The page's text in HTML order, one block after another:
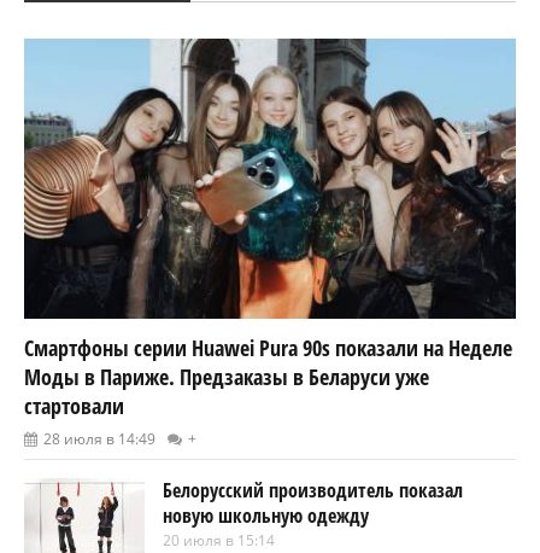
Смартфоны серии Huawei Pura 90s показали на Неделе
Моды в Париже. Предзаказы в Беларуси уже
стартовали
28 июля в 14:49 +
Белорусский производитель показал
новую школьную одежду
20 июля в 15:14